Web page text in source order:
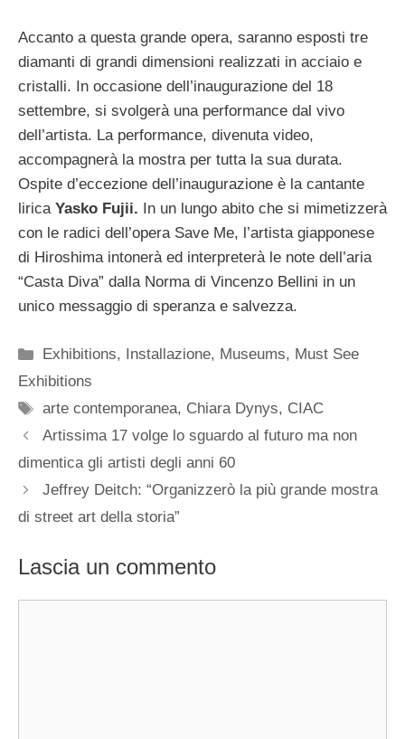
Accanto a questa grande opera, saranno esposti tre
diamanti di grandi dimensioni realizzati in acciaio e
cristalli. In occasione dell’inaugurazione del 18
settembre, si svolgerà una performance dal vivo
dell’artista. La performance, divenuta video,
accompagnerà la mostra per tutta la sua durata.
Ospite d’eccezione dell’inaugurazione è la cantante
lirica Yasko Fujii. In un lungo abito che si mimetizzerà
con le radici dell’opera Save Me, l’artista giapponese
di Hiroshima intonerà ed interpreterà le note dell’aria
“Casta Diva” dalla Norma di Vincenzo Bellini in un
unico messaggio di speranza e salvezza.
Categorie
Exhibitions, Installazione, Museums, Must See
Exhibitions
Tag
arte contemporanea, Chiara Dynys, CIAC
Artissima 17 volge lo sguardo al futuro ma non
dimentica gli artisti degli anni 60
Jeffrey Deitch: “Organizzerò la più grande mostra
di street art della storia”
Lascia un commento